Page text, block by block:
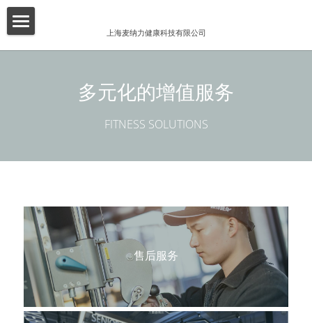
上海麦纳力健康科技有限公司
首页
联系我们
搜索
简体中文
简体中文
多元化的增值服务
FITNESS SOLUTIONS
售后服务
博客分类